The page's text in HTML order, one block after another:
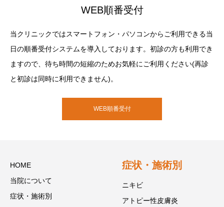
WEB順番受付
当クリニックではスマートフォン・パソコンからご利用できる当
日の順番受付システムを導入しております。初診の方も利用でき
ますので、待ち時間の短縮のためお気軽にご利用ください(再診
と初診は同時に利用できません)。
WEB順番受付
HOME
当院について
症状・施術別
症状・施術別
ニキビ
アトピー性皮膚炎